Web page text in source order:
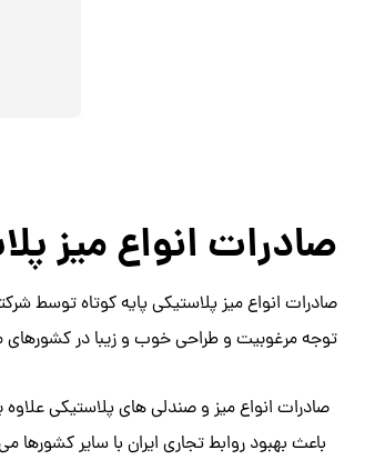
صادرات انواع میز
صادرات انواع میز پلاستیکی پایه کوتاه توسط
توجه مرغوبیت و طراحی خوب و زیبا در کشورهای
صادرات انواع میز و صندلی های پلاستیکی
باعث بهبود روابط تجاری ایران با سایر